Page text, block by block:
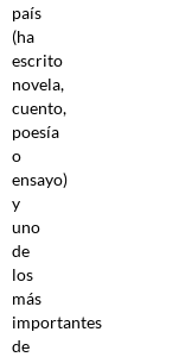
país
(ha
escrito
novela,
cuento,
poesía
o
ensayo)
y
uno
de
los
más
importantes
de